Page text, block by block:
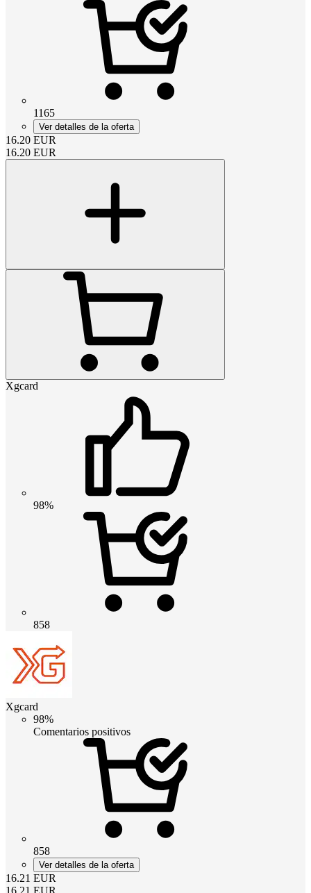
1165
Ver detalles de la oferta
16.20 EUR
16.20 EUR
Xgcard
98%
858
Xgcard
98%
Comentarios positivos
858
Ver detalles de la oferta
16.21 EUR
16.21 EUR